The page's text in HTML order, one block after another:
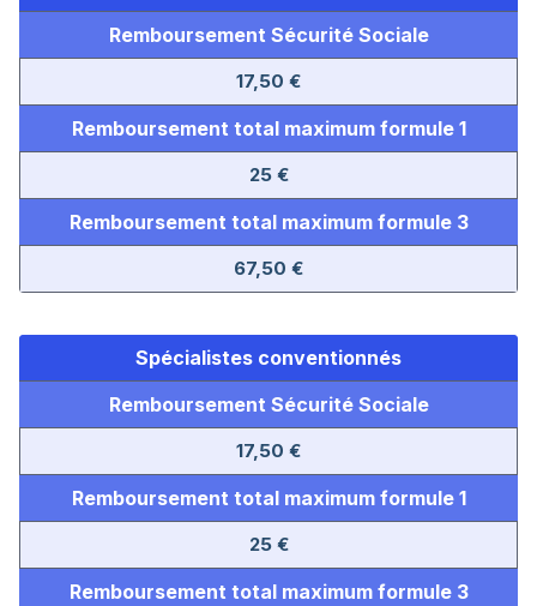
Remboursement Sécurité Sociale
17,50 €
Remboursement total maximum formule 1
25 €
Remboursement total maximum formule 3
67,50 €
Spécialistes conventionnés
Remboursement Sécurité Sociale
17,50 €
Remboursement total maximum formule 1
25 €
Remboursement total maximum formule 3